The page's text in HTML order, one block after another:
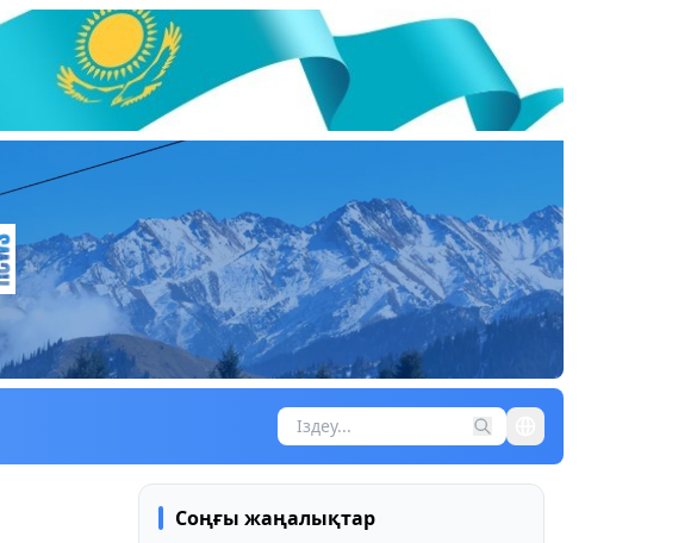
Соңғы жаңалықтар